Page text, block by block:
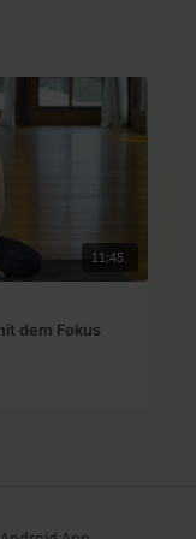
11:45
dem Fokus